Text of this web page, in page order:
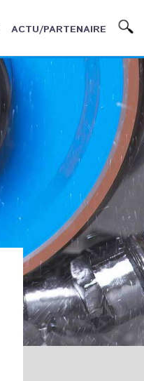
ACTU/PARTENAIRE